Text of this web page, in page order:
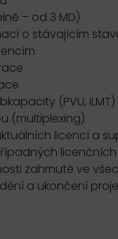
– od 3 MD)
o stávajícím
(PVU, ILMT)
(multiplexing)
licencí a
zahrnuté ve
a ukončení